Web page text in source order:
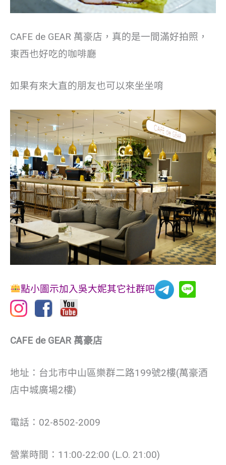
CAFE de GEAR 萬豪店，真的是一間滿好拍照，
東西也好吃的咖啡廳
如果有來大直的朋友也可以來坐坐唷
點小圖示加入吳大妮其它社群吧
CAFE de GEAR 萬豪店
地址：台北市中山區樂群二路199號2樓(萬豪酒
店中城廣場2樓)
電話：02-8502-2009
營業時間：11:00-22:00 (L.O. 21:00)